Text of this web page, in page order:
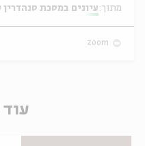
מתוך: עיונים במסכת
zoom